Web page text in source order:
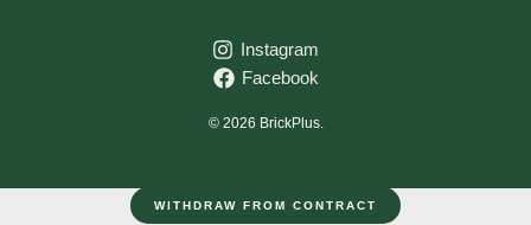
Instagram
Facebook
© 2026 BrickPlus.
WITHDRAW FROM CONTRACT